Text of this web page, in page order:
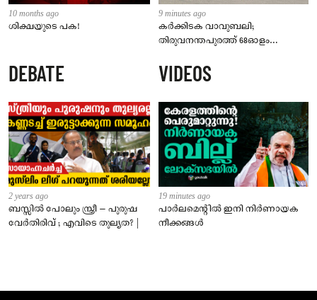
10 months ago
ശിക്ഷയുടെ പക!
9 minutes ago
കർക്കിടക വാവുബലി;
തിരുവനന്തപുരത്ത് 68ഓളം
കെഎസ്ആർടിസി
DEBATE
2 years ago
ബസ്സിൽ പോലും സ്ത്രീ – പുരുഷ
വേർതിരിവ് ; എവിടെ തുല്യത? |
VIDEOS
19 minutes ago
പാർലമെന്റിൽ ഇനി നിർണായക
നീക്കങ്ങൾ